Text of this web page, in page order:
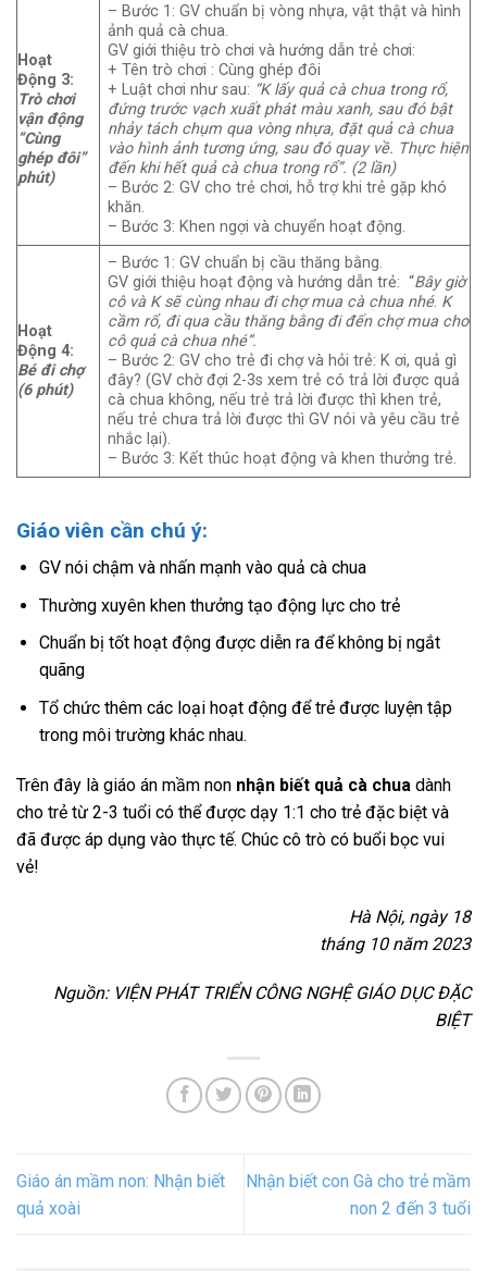
Hoạt
Động 3:
Trò chơi
vận động
“Cùng
ghép đôi”
phút)
– Bước 1: GV chuẩn bị vòng nhựa, vật thật và hình
ảnh quả cà chua.
GV giới thiệu trò chơi và hướng dẫn trẻ chơi:
+ Tên trò chơi : Cùng ghép đôi
+ Luật chơi như sau: “K lấy quả cà chua trong rổ,
đứng trước vạch xuất phát màu xanh, sau đó bật
nhảy tách chụm qua vòng nhựa, đặt quả cà chua
vào hình ảnh tương ứng, sau đó quay về. Thực hiện
đến khi hết quả cà chua trong rổ”. (2 lần)
– Bước 2: GV cho trẻ chơi, hỗ trợ khi trẻ gặp khó
khăn.
– Bước 3: Khen ngợi và chuyển hoạt động.
Hoạt
Động 4:
Bé đi chợ
(6 phút)
– Bước 1: GV chuẩn bị cầu thăng bằng.
GV giới thiệu hoạt động và hướng dẫn trẻ: “Bây giờ
cô và K sẽ cùng nhau đi chợ mua cà chua nhé. K
cầm rổ, đi qua cầu thăng bằng đi đến chợ mua cho
cô quả cà chua nhé”.
– Bước 2: GV cho trẻ đi chợ và hỏi trẻ: K ơi, quả gì
đây? (GV chờ đợi 2-3s xem trẻ có trả lời được quả
cà chua không, nếu trẻ trả lời được thì khen trẻ,
nếu trẻ chưa trả lời được thì GV nói và yêu cầu trẻ
nhắc lại).
– Bước 3: Kết thúc hoạt động và khen thưởng trẻ.
Giáo viên cần chú ý:
GV nói chậm và nhấn mạnh vào quả cà chua
Thường xuyên khen thưởng tạo động lực cho trẻ
Chuẩn bị tốt hoạt động được diễn ra để không bị ngắt
quãng
Tổ chức thêm các loại hoạt động để trẻ được luyện tập
trong môi trường khác nhau.
Trên đây là giáo án mầm non nhận biết quả cà chua dành
cho trẻ từ 2-3 tuổi có thể được dạy 1:1 cho trẻ đặc biệt và
đã được áp dụng vào thực tế. Chúc cô trò có buổi bọc vui
vẻ!
Hà Nội, ngày 18
tháng 10 năm 2023
Nguồn: VIỆN PHÁT TRIỂN CÔNG NGHỆ GIÁO DỤC ĐẶC
BIỆT
Giáo án mầm non: Nhận biết
quả xoài
Nhận biết con Gà cho trẻ mầm
non 2 đến 3 tuổi